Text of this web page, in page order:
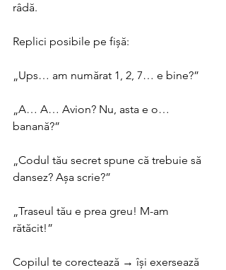
râdă.
Replici posibile pe fișă:
„Ups… am numărat 1, 2, 7… e bine?”
„A… A… Avion? Nu, asta e o…
banană?”
„Codul tău secret spune că trebuie să
dansez? Așa scrie?”
„Traseul tău e prea greu! M-am
rătăcit!”
Copilul te corectează → își exersează